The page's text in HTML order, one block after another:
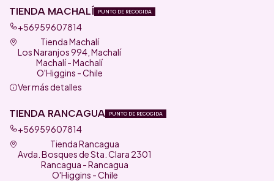
TIENDA MACHALÍ PUNTO DE RECOGIDA
+56959607814
Tienda Machalí
Los Naranjos 994, Machalí
Machalí - Machalí
O'Higgins - Chile
Ver más detalles
TIENDA RANCAGUA PUNTO DE RECOGIDA
+56959607814
Tienda Rancagua
Avda. Bosques de Sta. Clara 2301
Rancagua - Rancagua
O'Higgins - Chile